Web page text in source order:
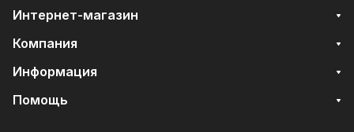
Интернет-магазин
Компания
Информация
Помощь